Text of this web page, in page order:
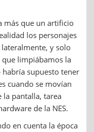
más que un artificio
los personajes
y solo
que limpiábamos la
supuesto tener
cuando se movían
la pantalla, tarea
de la NES.
en cuenta la época